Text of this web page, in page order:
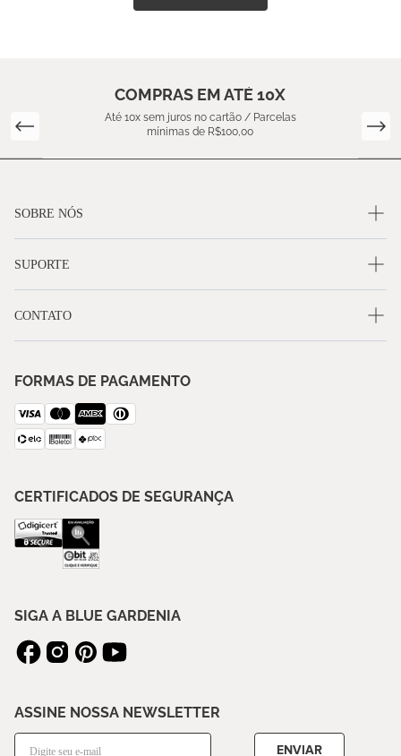
COMPRAS EM ATÉ 10X
Até 10x sem juros no cartão / Parcelas
mínimas de R$100,00
SOBRE NÓS
SUPORTE
CONTATO
FORMAS DE PAGAMENTO
CERTIFICADOS DE SEGURANÇA
SIGA A BLUE GARDENIA
ASSINE NOSSA NEWSLETTER
ENVIAR